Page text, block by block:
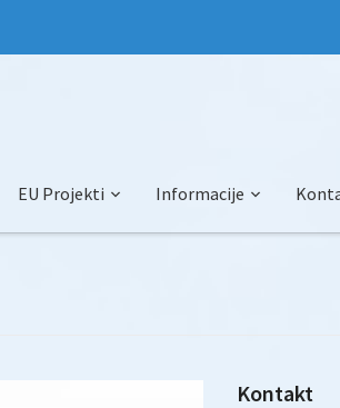
EU Projekti Informacije
Kontakt